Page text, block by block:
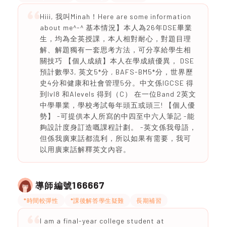
Hiii, 我叫Minah！Here are some information
about me^-^ 基本情況】本人為26年DSE畢業
生，均為全英授課，本人相對耐心，對題目理
解、解題獨有一套思考方法，可分享給學生相
關技巧 【個人成績】本人在學成績優異， DSE
預計數學3, 英文5*分 , BAFS-BM5*分，世界歷
史4分和健康和社會管理5分。中文係IGCSE 得
到lvl8 和Alevels 得到（C） 在一位Band 2英文
中學畢業，學校考試每年頭五或頭三! 【個人優
勢】 -可提供本人所寫的中四至中六人筆記 -能
夠設計度身訂造嘅課程計劃。 -英文係我母語，
但係我廣東話都流利，所以如果有需要，我可
以用廣東話解釋英文內容。
導師編號166667
*時間較彈性 *課後解答學生疑難 長期補習
I am a final-year college student at